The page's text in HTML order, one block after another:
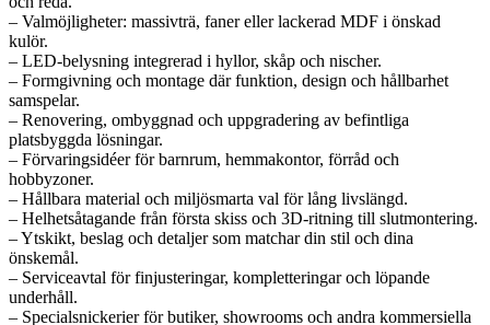
– Valmöjligheter: massivträ, faner eller lackerad MDF i önskad
kulör.
– LED-belysning integrerad i hyllor, skåp och nischer.
– Formgivning och montage där funktion, design och hållbarhet
samspelar.
– Renovering, ombyggnad och uppgradering av befintliga
platsbyggda lösningar.
– Förvaringsidéer för barnrum, hemmakontor, förråd och
hobbyzoner.
– Hållbara material och miljösmarta val för lång livslängd.
– Helhetsåtagande från första skiss och 3D-ritning till slutmontering.
– Ytskikt, beslag och detaljer som matchar din stil och dina
önskemål.
– Serviceavtal för finjusteringar, kompletteringar och löpande
underhåll.
– Specialsnickerier för butiker, showrooms och andra kommersiella